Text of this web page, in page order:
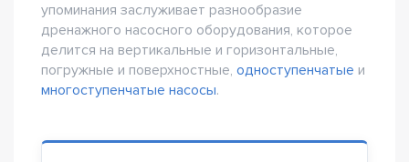
упоминания заслуживает разнообразие
дренажного насосного оборудования, которое
делится на вертикальные и горизонтальные,
погружные и поверхностные, одноступенчатые и
многоступенчатые насосы.